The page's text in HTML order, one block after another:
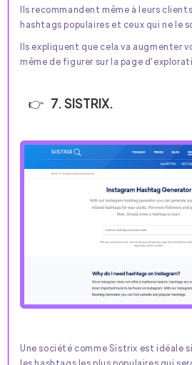
Ils recommandent même à leurs
hashtags populaires et ceux qui ne le
Ils expliquent que cela va augmenter
même de figurer sur la page
7. SISTRIX.
Une société comme Sistrix est idéale
les hashtags les plus populaires qui